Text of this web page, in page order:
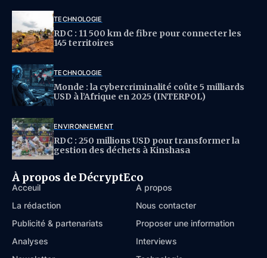
TECHNOLOGIE
RDC : 11 500 km de fibre pour connecter les
145 territoires
TECHNOLOGIE
Monde : la cybercriminalité coûte 5 milliards
USD à l’Afrique en 2025 (INTERPOL)
ENVIRONNEMENT
RDC : 250 millions USD pour transformer la
gestion des déchets à Kinshasa
À propos de DécryptEco
Acceuil
À propos
La rédaction
Nous contacter
Publicité & partenariats
Proposer une information
Analyses
Interviews